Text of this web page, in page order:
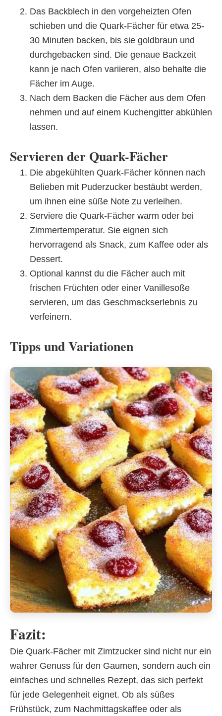
Das Backblech in den vorgeheizten Ofen
schieben und die Quark-Fächer für etwa 25-
30 Minuten backen, bis sie goldbraun und
durchgebacken sind. Die genaue Backzeit
kann je nach Ofen variieren, also behalte die
Fächer im Auge.
Nach dem Backen die Fächer aus dem Ofen
nehmen und auf einem Kuchengitter abkühlen
lassen.
Servieren der Quark-Fächer
Die abgekühlten Quark-Fächer können nach
Belieben mit Puderzucker bestäubt werden,
um ihnen eine süße Note zu verleihen.
Serviere die Quark-Fächer warm oder bei
Zimmertemperatur. Sie eignen sich
hervorragend als Snack, zum Kaffee oder als
Dessert.
Optional kannst du die Fächer auch mit
frischen Früchten oder einer Vanillesoße
servieren, um das Geschmackserlebnis zu
verfeinern.
Tipps und Variationen
Fazit:
Die Quark-Fächer mit Zimtzucker sind nicht nur ein
wahrer Genuss für den Gaumen, sondern auch ein
einfaches und schnelles Rezept, das sich perfekt
für jede Gelegenheit eignet. Ob als süßes
Frühstück, zum Nachmittagskaffee oder als